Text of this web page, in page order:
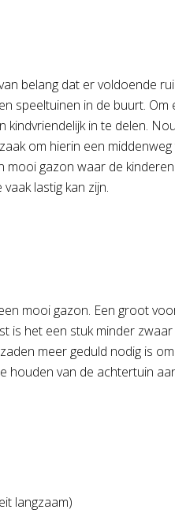
belang dat er voldoende
speeltuinen in de buurt.
in te delen.
om hierin een
gazon waar de
lastig kan zijn.
mooi gazon. Een groot
is het een stuk minder
meer geduld nodig is
houden van de achtertuin
langzaam)